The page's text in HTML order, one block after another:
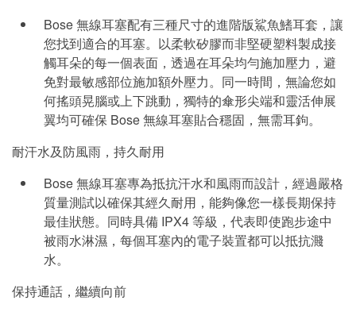
Bose 無線耳塞配有三種尺寸的進階版鯊魚鰭耳套，讓
您找到適合的耳塞。以柔軟矽膠而非堅硬塑料製成接
觸耳朵的每一個表面，透過在耳朵均勻施加壓力，避
免對最敏感部位施加額外壓力。同一時間，無論您如
何搖頭晃腦或上下跳動，獨特的傘形尖端和靈活伸展
翼均可確保 Bose 無線耳塞貼合穩固，無需耳鉤。
耐汗水及防風雨，持久耐用
Bose 無線耳塞專為抵抗汗水和風雨而設計，經過嚴格
質量測試以確保其經久耐用，能夠像您一樣長期保持
最佳狀態。同時具備 IPX4 等級，代表即使跑步途中
被雨水淋濕，每個耳塞內的電子裝置都可以抵抗濺
水。
保持通話，繼續向前